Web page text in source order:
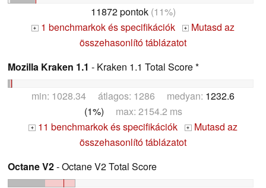
11872 pontok(11%)
+ 1 benchmarkok és specifikációk +
Mutasd az
összehasonlító táblázatot
Mozilla Kraken 1.1 - Kraken 1.1 Total Score *
min: 1028.34 átlagos: 1286 medyan: 1232.6
(1%) max: 2154.2 ms
+ 11 benchmarkok és specifikációk + Mutasd az
összehasonlító táblázatot
Octane V2- Octane V2 Total Score